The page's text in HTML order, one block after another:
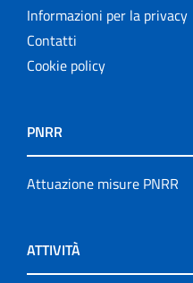
Informazioni per la privacy
Contatti
Cookie policy
PNRR
Attuazione misure PNRR
ATTIVITÀ